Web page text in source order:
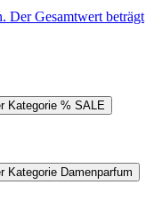
Der Gesamtwert beträgt
Kategorie % SALE
Kategorie Damenparfum